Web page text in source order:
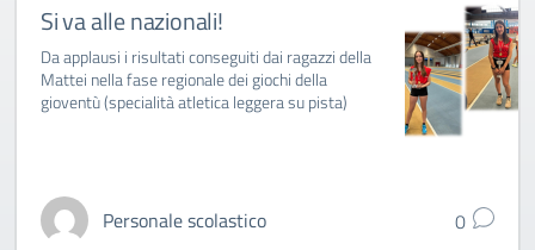
Si va alle nazionali!
Da applausi i risultati conseguiti dai ragazzi della
Mattei nella fase regionale dei giochi della
gioventù (specialità atletica leggera su pista)
Personale scolastico 0